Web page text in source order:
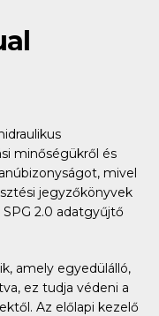
minőségükről és
mivel
jegyzőkönyvek
SPG 2.0 adatgyűjtő
amely egyedülálló,
ez tudja védeni a
Az előlapi kezelő